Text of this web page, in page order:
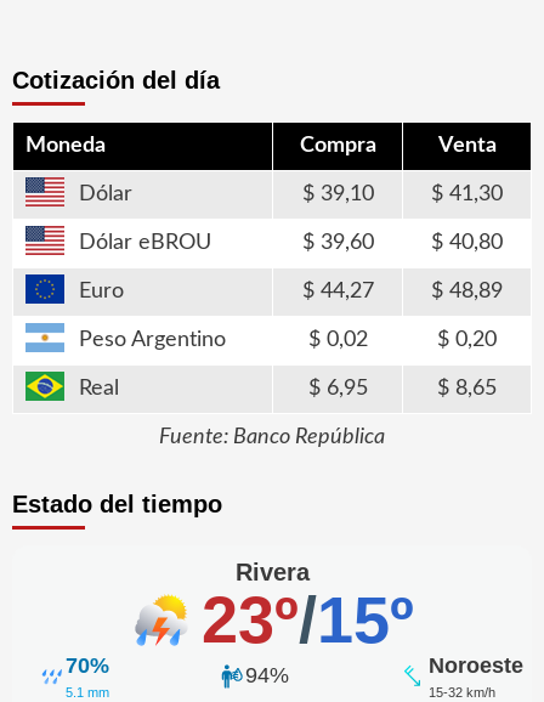
Cotización del día
Moneda Compra Venta
Dólar 39,10 41,30
Dólar eBROU 39,60 40,80
Euro 44,27 48,89
Peso Argentino 0,02 0,20
Real 6,95 8,65
Fuente: Banco República
Estado del tiempo
Rivera
23º/15º
70%
5.1 mm
94% Noroeste
15-32 km/h